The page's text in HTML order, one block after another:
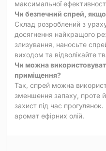
максимальної
Чи безпечний спрей,
Склад розроблений з
досягнення найкращого
злизування, наносьте
виходом та відволікайте
Чи можна
приміщення?
Так, спрей можна
зменшення запаху, проте
захист під час
аромат ефірних олій.